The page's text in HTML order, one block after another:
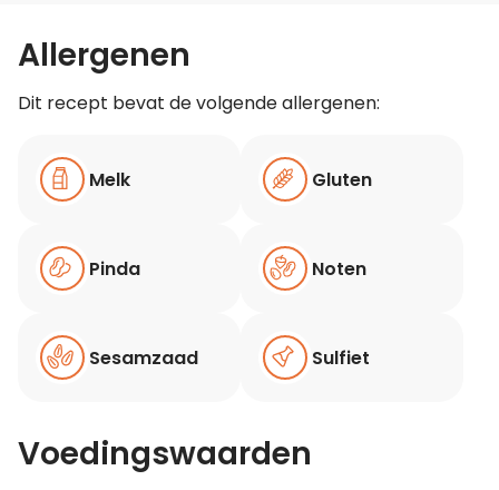
Allergenen
Dit recept bevat de volgende allergenen:
Melk Gluten
Pinda Noten
Sesamzaad Sulfiet
Voedingswaarden